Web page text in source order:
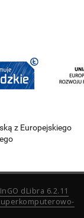
z Europejskiego
dLibra 6.2.11